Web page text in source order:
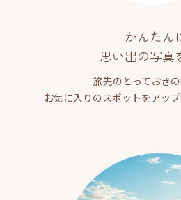
かんたん
思い出の写真
旅先のとっておきの
お気に入りのスポットをアッ